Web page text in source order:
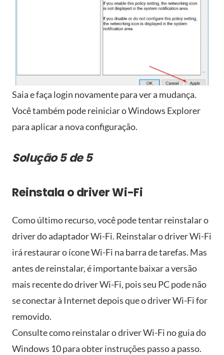
Saia e faça login novamente para ver a mudança.
Você também pode reiniciar o Windows Explorer
para aplicar a nova configuração.
Solução 5 de 5
Reinstala o driver Wi-Fi
Como último recurso, você pode tentar reinstalar o
driver do adaptador Wi-Fi. Reinstalar o driver Wi-Fi
irá restaurar o ícone Wi-Fi na barra de tarefas. Mas
antes de reinstalar, é importante baixar a versão
mais recente do driver Wi-Fi, pois seu PC pode não
se conectar à Internet depois que o driver Wi-Fi for
removido.
Consulte como reinstalar o driver Wi-Fi no guia do
Windows 10 para obter instruções passo a passo.